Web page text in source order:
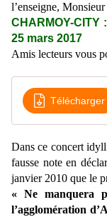
l’enseigne,
CHARMOY-CITY
25 mars 2017
Amis lecteurs vous
Télécharger
Dans ce concert
fausse note en
janvier 2010 que le
« Ne manquera
l’agglomération